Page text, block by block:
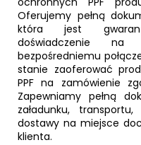
Oferujemy pełną
która jest
doświadczenie na
bezpośredniemu
stanie zaoferować
PPF na zamówienie
Zapewniamy pełną
załadunku,
dostawy na miejsce
klienta.